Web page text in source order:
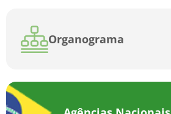
Organograma